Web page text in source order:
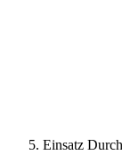
Einsatz